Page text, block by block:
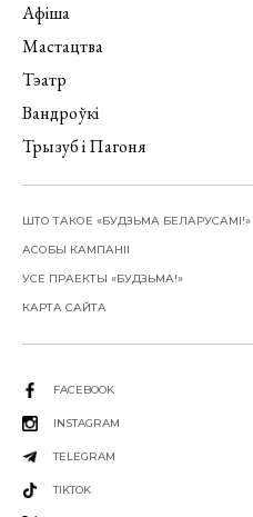
Афіша
Мастацтва
Тэатр
Вандроўкі
Трызуб і Пагоня
ШТО ТАКОЕ «БУДЗЬМА БЕЛАРУСАМІ!»
АСОБЫ КАМПАНІІ
УСЕ ПРАЕКТЫ «БУДЗЬМА!»
КАРТА САЙТА
FACEBOOK
INSTAGRAM
TELEGRAM
TIKTOK